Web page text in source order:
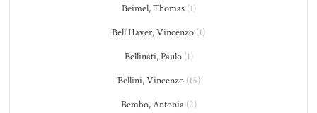
Beimel, Thomas(1)
Bell'Haver, Vincenzo (1)
Bellinati, Paulo(1)
Bellini, Vincenzo(15)
Bembo, Antonia(2)